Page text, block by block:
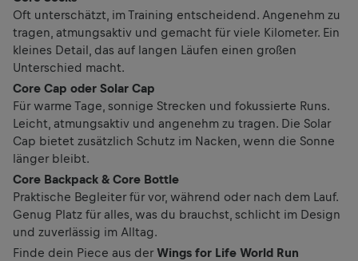
Oft unterschätzt, im Training entscheidend. Angenehm zu
tragen, atmungsaktiv und gemacht für viele Kilometer. Ein
kleines Detail, das auf langen Läufen einen großen
Unterschied macht.
Core Cap oder Solar Cap
Für warme Tage, sonnige Strecken und fokussierte Runs.
Leicht, atmungsaktiv und angenehm zu tragen. Die Solar
Cap bietet zusätzlich Schutz im Nacken, wenn die Sonne
länger bleibt.
Core Backpack & Core Bottle
Praktische Begleiter für vor, während oder nach dem Lauf.
Genug Platz für alles, was du brauchst, schlicht im Design
und zuverlässig im Alltag.
Finde dein Piece aus derWings for Life World Run